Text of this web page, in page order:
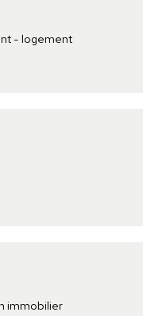
- logement
immobilier